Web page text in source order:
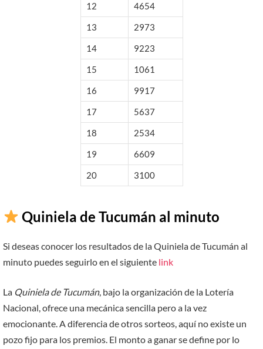
12
4654
13
2973
14
9223
15
1061
16
9917
17
5637
18
2534
19
6609
20
3100
Quiniela de Tucumán al minuto
Si deseas conocer los resultados de la Quiniela de Tucumán al
minuto puedes seguirlo en el siguiente link
La Quiniela de Tucumán, bajo la organización de la Lotería
Nacional, ofrece una mecánica sencilla pero a la vez
emocionante. A diferencia de otros sorteos, aquí no existe un
pozo fijo para los premios. El monto a ganar se define por lo